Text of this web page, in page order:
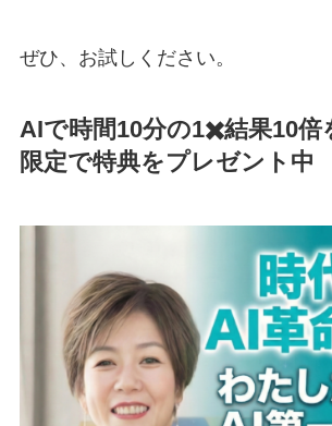
ぜひ、お試しください。
AIで時間10分の1✖️結果10倍
限定で特典をプレゼント中